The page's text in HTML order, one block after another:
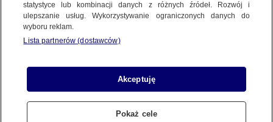
VIDEO
statystyce lub kombinacji danych z różnych źródeł. Rozwój i
ulepszanie usług. Wykorzystywanie ograniczonych danych do
wyboru reklam.
Lista partnerów (dostawców)
Akceptuję
Pokaż cele